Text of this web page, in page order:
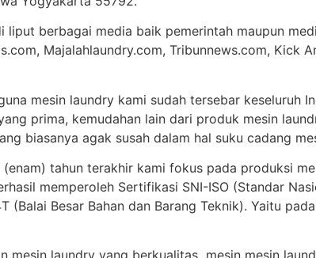
liput berbagai media baik pemerintah maupun
Majalahlaundry.com, Tribunnews.com, Kick
mesin laundry kami sudah tersebar keseluruh
prima, kemudahan lain dari produk mesin
biasanya agak susah dalam hal suku cadang
tahun terakhir kami fokus pada produksi
memperoleh Sertifikasi SNI-ISO (Standar
(Balai Besar Bahan dan Barang Teknik). Yaitu